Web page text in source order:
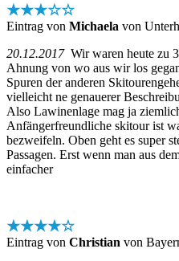
★★★☆☆
Eintrag von Michaela von
20.12.2017Wir waren heute zu
Ahnung von wo aus wir los
Spuren der anderen
vielleicht ne genauerer
Also Lawinenlage mag ja
Anfängerfreundliche skitour ist
bezweifeln. Oben geht es super
Passagen. Erst wenn man aus
einfacher
★★★★☆
Eintrag von Christian von